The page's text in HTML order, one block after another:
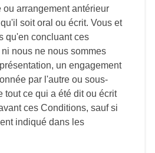
ou arrangement antérieur
soit oral ou écrit. Vous et
qu'en concluant ces
nous ne nous sommes
un engagement
par l'autre ou sous-
tout ce qui a été dit ou écrit
ces Conditions, sauf si
indiqué dans les